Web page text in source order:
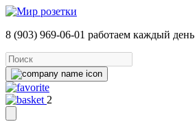
8 (903) 969-06-01 работаем каждый
2